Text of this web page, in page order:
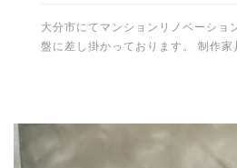
大分市にてマンションリノベーショ
盤に差し掛かっております。 制作家
後の大物はキッチンの施工。 トー
とはメンテナンスとなります。 養
す。 最後まで丁寧に頑張りたいと